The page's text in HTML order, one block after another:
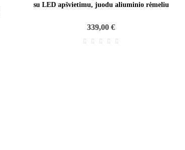
su LED apšvietimu, juodu aliuminio rėmeliu
339,00 €